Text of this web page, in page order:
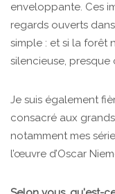
enveloppante. Ces
regards ouverts
simple : et si la forêt
silencieuse, presque
Je suis également
consacré aux
notamment mes
l’œuvre d’Oscar